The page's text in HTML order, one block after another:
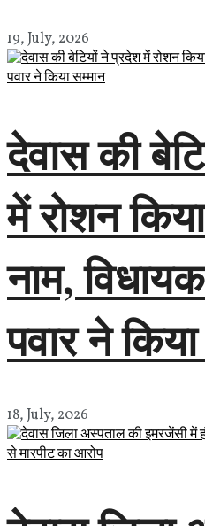
19, July, 2026
देवास की
में रोशन
नाम,
पवार ने
18, July, 2026